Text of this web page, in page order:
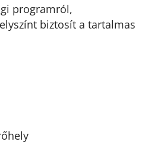
programról,
biztosít a tartalmas